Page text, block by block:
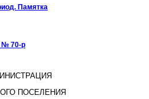
Памятка
№ 70-р
ПОСЕЛЕНИЯ